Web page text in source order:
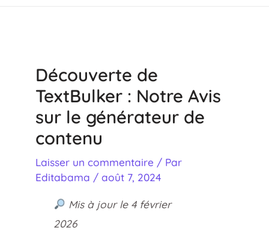
Découverte de
TextBulker : Notre Avis
sur le générateur de
contenu
Laisser un commentaire / Par
Editabama /août 7, 2024
Mis à jour le 4 février
2026